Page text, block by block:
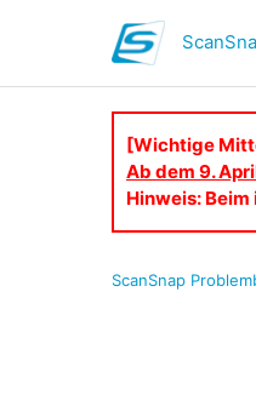
[Wichtige
Ab dem 9.
Hinweis:
ScanSnap